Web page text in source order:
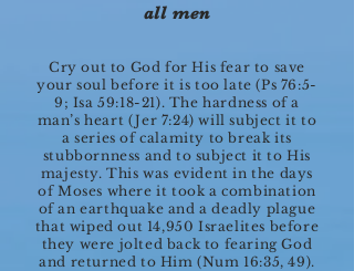
all men
Cry out to God for His fear to save
your soul before it is too late (Ps 76:5-
9; Isa 59:18-21). The hardness of a
man’s heart (Jer 7:24) will subject it to
a series of calamity to break its
stubbornness and to subject it to His
majesty. This was evident in the days
of Moses where it took a combination
of an earthquake and a deadly plague
that wiped out 14,950 Israelites before
they were jolted back to fearing God
and returned to Him (Num 16:35, 49).